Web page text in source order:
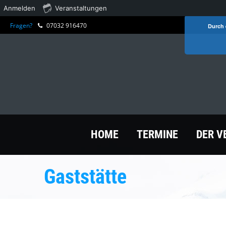
Fragen? 07032 916470
HOME TERMINE DER
Gaststätte
Anmelden Veranstaltungen
Durch